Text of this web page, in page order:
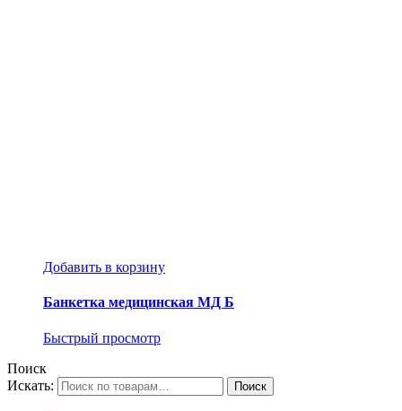
Добавить в корзину
Банкетка медицинская МД Б
Быстрый просмотр
Поиск
Искать: